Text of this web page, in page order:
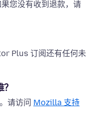
您没有收到退款，请
Plus 订阅还有任何未
请访问 Mozilla 支持